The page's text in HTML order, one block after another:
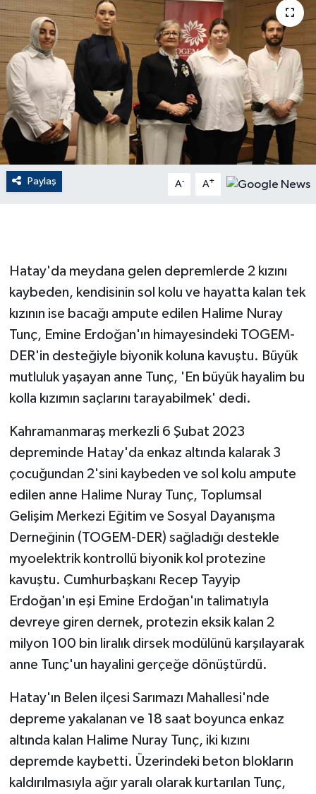
Paylaş A- A+
Hatay'da meydana gelen depremlerde 2 kızını
kaybeden, kendisinin sol kolu ve hayatta kalan tek
kızının ise bacağı ampute edilen Halime Nuray
Tunç, Emine Erdoğan'ın himayesindeki TOGEM-
DER'in desteğiyle biyonik koluna kavuştu. Büyük
mutluluk yaşayan anne Tunç, 'En büyük hayalim bu
kolla kızımın saçlarını tarayabilmek' dedi.
Kahramanmaraş merkezli 6 Şubat 2023
depreminde Hatay'da enkaz altında kalarak 3
çocuğundan 2'sini kaybeden ve sol kolu ampute
edilen anne Halime Nuray Tunç, Toplumsal
Gelişim Merkezi Eğitim ve Sosyal Dayanışma
Derneğinin (TOGEM-DER) sağladığı destekle
myoelektrik kontrollü biyonik kol protezine
kavuştu. Cumhurbaşkanı Recep Tayyip
Erdoğan'ın eşi Emine Erdoğan'ın talimatıyla
devreye giren dernek, protezin eksik kalan 2
milyon 100 bin liralık dirsek modülünü karşılayarak
anne Tunç'un hayalini gerçeğe dönüştürdü.
Hatay'ın Belen ilçesi Sarımazı Mahallesi'nde
depreme yakalanan ve 18 saat boyunca enkaz
altında kalan Halime Nuray Tunç, iki kızını
depremde kaybetti. Üzerindeki beton blokların
kaldırılmasıyla ağır yaralı olarak kurtarılan Tunç,
EKONOMİ
English News
Finans
Flaş Haber
Gayrimenkul
GENEL
HABERDE İNSAN
İNSAN
Jandarma
KÜLTÜR SANAT
MAGAZİN
Otomobil
POLİTİKA
Sağlık
SİYASET
SPOR HABERLERİ
TEKNOLOJİ
Turizm